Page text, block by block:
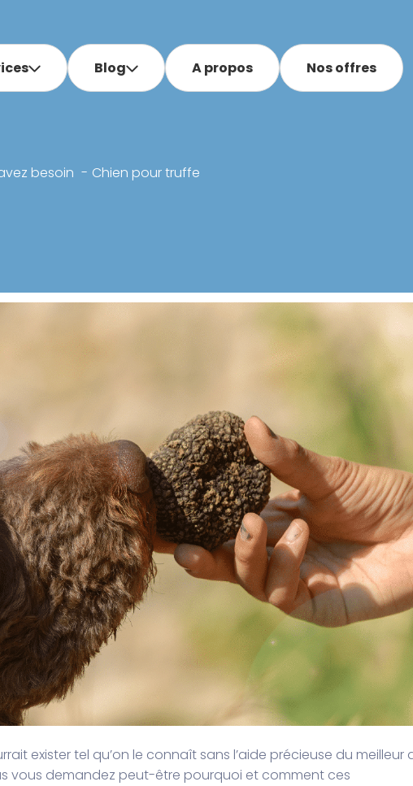
Blog A propos Nos offres
besoin Chien pour truffe
exister tel qu’on le connaît sans l’aide précieuse du meilleur
vous demandez peut-être pourquoi et comment ces